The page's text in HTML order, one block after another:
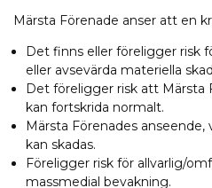
Märsta Förenade anser att en
Det finns eller föreligger risk
eller avsevärda materiella
Det föreligger risk att Märsta
kan fortskrida normalt.
Märsta Förenades
kan skadas.
Föreligger risk för allvarlig/
massmedial bevakning.